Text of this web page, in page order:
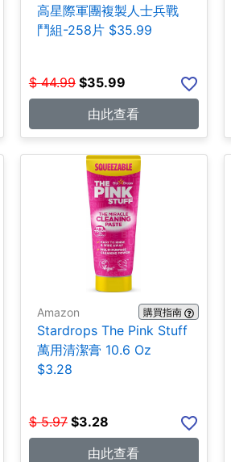
高星際軍團複製人士兵戰
鬥組-258片 $35.99
$ 44.99 $35.99
由此查看
Amazon 購買指南
Stardrops The Pink Stuff
萬用清潔膏 10.6 Oz
$3.28
$ 5.97 $3.28
由此查看